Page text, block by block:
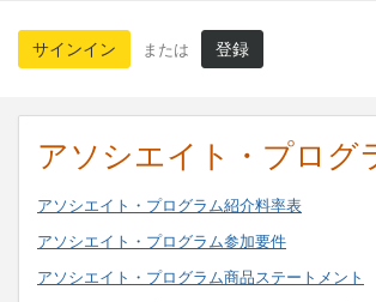
サインイン または 登録
アソシエイト・プログ
アソシエイト・プログラム紹介料率表
アソシエイト・プログラム参加要件
アソシエイト・プログラム商品ステートメント